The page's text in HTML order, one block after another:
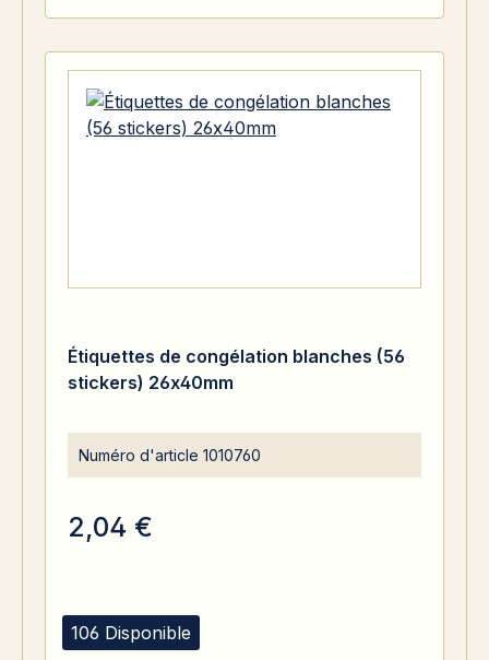
106 Disponible
Étiquettes de congélation blanches (56
stickers) 26x40mm
Numéro d'article 1010760
2,04 €